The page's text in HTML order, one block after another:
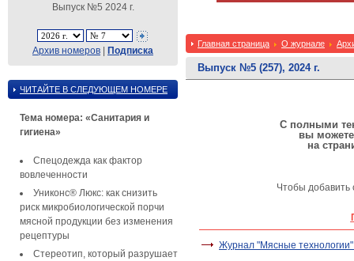
Выпуск №5 2024 г.
Архив номеров | Подписка
ЧИТАЙТЕ В СЛЕДУЮЩЕМ НОМЕРЕ
Тема номера: «Санитария и
гигиена»
Спецодежда как фактор
вовлеченности
Униконс® Люкс: как снизить
риск микробиологической порчи
мясной продукции без изменения
рецептуры
Стереотип, который разрушает
Главная страница О журнале
Выпуск №5 (257), 2024 г.
С полными
вы
на
Чтобы
Журнал "Мясные